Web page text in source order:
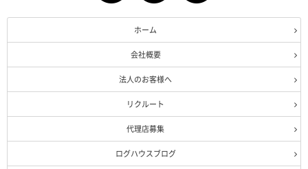
ホーム
会社概要
法人のお客様へ
リクルート
代理店募集
ログハウスブログ